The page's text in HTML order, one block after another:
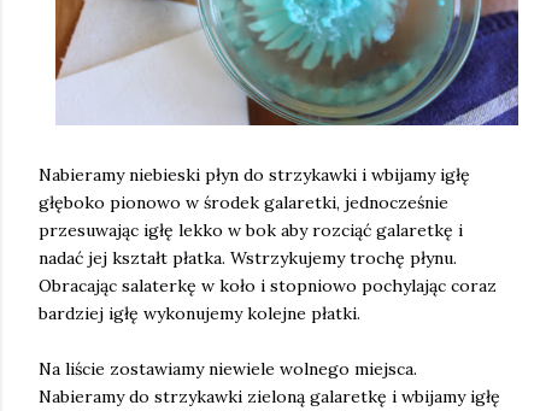
Nabieramy niebieski płyn do strzykawki i wbijamy igłę
głęboko pionowo w środek galaretki, jednocześnie
przesuwając igłę lekko w bok aby rozciąć galaretkę i
nadać jej kształt płatka. Wstrzykujemy trochę płynu.
Obracając salaterkę w koło i stopniowo pochylając coraz
bardziej igłę wykonujemy kolejne płatki.
Na liście zostawiamy niewiele wolnego miejsca.
Nabieramy do strzykawki zieloną galaretkę i wbijamy igłę